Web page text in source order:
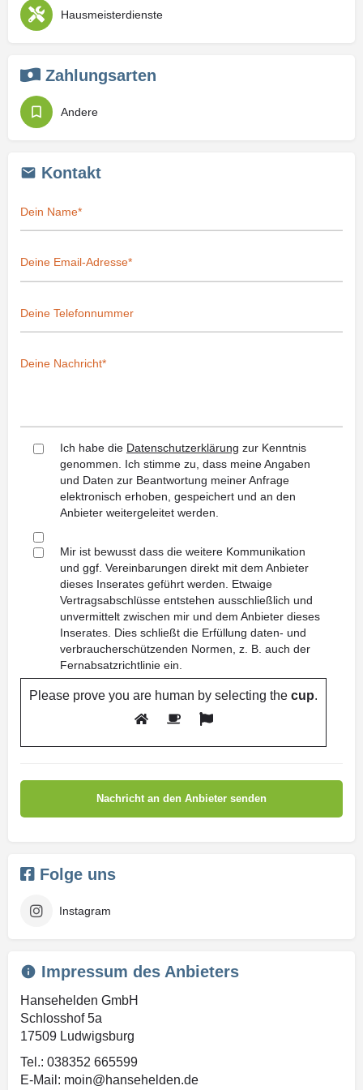
Hausmeisterdienste
Zahlungsarten
Andere
Kontakt
Ich habe die Datenschutzerklärung zur Kenntnis
genommen. Ich stimme zu, dass meine Angaben
und Daten zur Beantwortung meiner Anfrage
elektronisch erhoben, gespeichert und an den
Anbieter weitergeleitet werden.
Mir ist bewusst dass die weitere Kommunikation
und ggf. Vereinbarungen direkt mit dem Anbieter
dieses Inserates geführt werden. Etwaige
Vertragsabschlüsse entstehen ausschließlich und
unvermittelt zwischen mir und dem Anbieter dieses
Inserates. Dies schließt die Erfüllung daten- und
verbraucherschützenden Normen, z. B. auch der
Fernabsatzrichtlinie ein.
Please prove you are human by selecting the cup.
Folge uns
Instagram
Impressum des Anbieters
Hansehelden GmbH
Schlosshof 5a
17509 Ludwigsburg
Tel.: 038352 665599
E-Mail: moin@hansehelden.de